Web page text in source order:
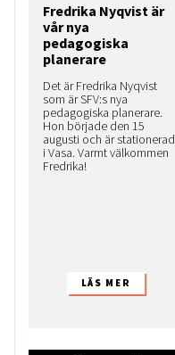
Fredrika Nyqvist är
vår nya
pedagogiska
planerare
Det är Fredrika Nyqvist
som är SFV:s nya
pedagogiska planerare.
Hon började den 15
augusti och är stationerad
i Vasa. Varmt välkommen
Fredrika!